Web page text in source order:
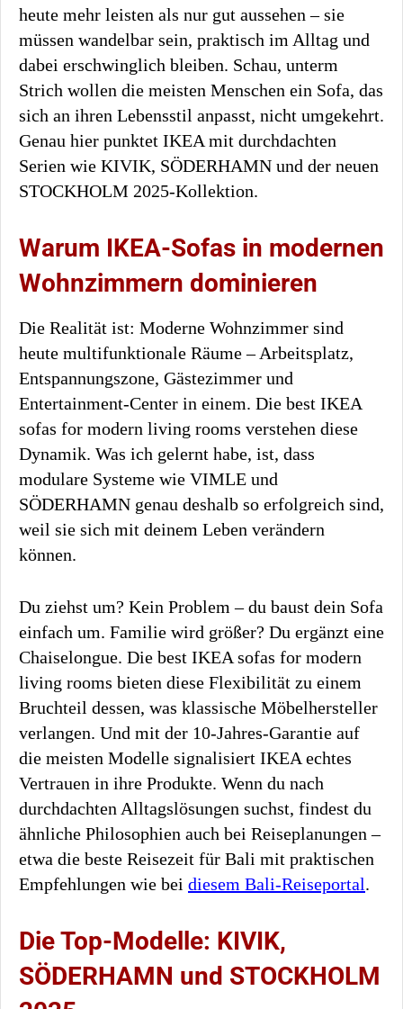
heute mehr leisten als nur gut aussehen – sie
müssen wandelbar sein, praktisch im Alltag und
dabei erschwinglich bleiben. Schau, unterm
Strich wollen die meisten Menschen ein Sofa, das
sich an ihren Lebensstil anpasst, nicht umgekehrt.
Genau hier punktet IKEA mit durchdachten
Serien wie KIVIK, SÖDERHAMN und der neuen
STOCKHOLM 2025-Kollektion.
Warum IKEA-Sofas in modernen
Wohnzimmern dominieren
Die Realität ist: Moderne Wohnzimmer sind
heute multifunktionale Räume – Arbeitsplatz,
Entspannungszone, Gästezimmer und
Entertainment-Center in einem. Die best IKEA
sofas for modern living rooms verstehen diese
Dynamik. Was ich gelernt habe, ist, dass
modulare Systeme wie VIMLE und
SÖDERHAMN genau deshalb so erfolgreich sind,
weil sie sich mit deinem Leben verändern
können.
Du ziehst um? Kein Problem – du baust dein Sofa
einfach um. Familie wird größer? Du ergänzt eine
Chaiselongue. Die best IKEA sofas for modern
living rooms bieten diese Flexibilität zu einem
Bruchteil dessen, was klassische Möbelhersteller
verlangen. Und mit der 10-Jahres-Garantie auf
die meisten Modelle signalisiert IKEA echtes
Vertrauen in ihre Produkte. Wenn du nach
durchdachten Alltagslösungen suchst, findest du
ähnliche Philosophien auch bei Reiseplanungen –
etwa die beste Reisezeit für Bali mit praktischen
Empfehlungen wie bei diesem Bali-Reiseportal.
Die Top-Modelle: KIVIK,
SÖDERHAMN und STOCKHOLM